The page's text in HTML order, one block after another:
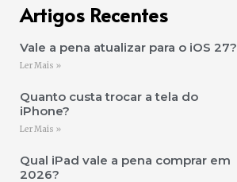
Artigos Recentes
Vale a pena atualizar para o iOS 27?
Ler Mais »
Quanto custa trocar a tela do
iPhone?
Ler Mais »
Qual iPad vale a pena comprar em
2026?